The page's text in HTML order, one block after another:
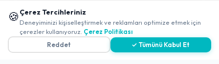
İletişim
iletisim@yakalamac.com.tr
🍪 Çerez Tercihleriniz
Deneyiminizi kişiselleştirmek ve reklamları optimize etmek için
çerezler kullanıyoruz. Çerez Politikası
Reddet
✓ Tümünü Kabul Et
📱 Mobil uygulamamızı keşfedin!
✖